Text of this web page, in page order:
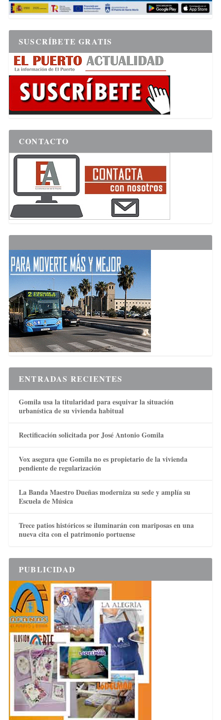
SUSCRÍBETE GRATIS
CONTACTO
ENTRADAS RECIENTES
Gomila usa la titularidad para esquivar la situación
urbanística de su vivienda habitual
Rectificación solicitada por José Antonio Gomila
Vox asegura que Gomila no es propietario de la vivienda
pendiente de regularización
La Banda Maestro Dueñas moderniza su sede y amplía su
Escuela de Música
Trece patios históricos se iluminarán con mariposas en una
nueva cita con el patrimonio portuense
PUBLICIDAD